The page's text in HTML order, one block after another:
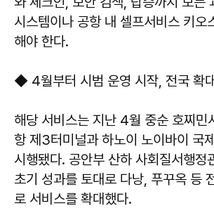
시스템이나 공항 내 셀프서비스 키오
해야 한다.
◆ 4월부터 시범 운영 시작, 전국 확
해당 서비스는 지난 4월 중순 호찌민
항 제3터미널과 하노이 노이바이 국
시행됐다. 공안부 산하 사회질서행
초기 성과를 토대로 다낭, 푸꾸옥 등
로 서비스를 확대했다.